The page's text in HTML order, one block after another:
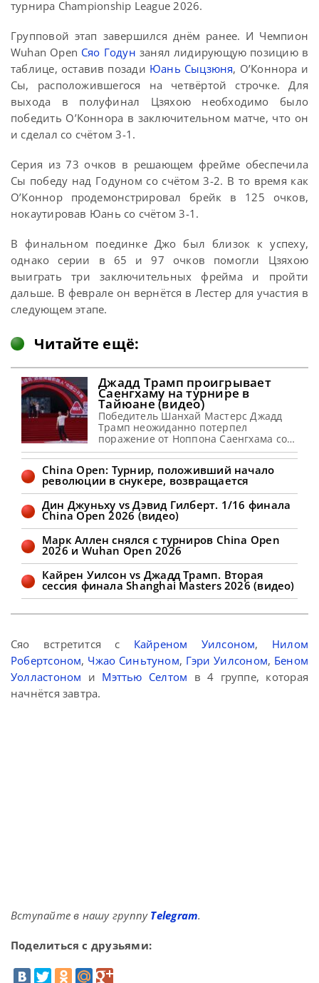
турнира Championship League 2026.
Групповой этап завершился днём ранее. И Чемпион
Wuhan Open Сяо Годун занял лидирующую позицию в
таблице, оставив позади Юань Сыцзюня, О’Коннора и
Сы, расположившегося на четвёртой строчке. Для
выхода в полуфинал Цзяхою необходимо было
победить О’Коннора в заключительном матче, что он
и сделал со счётом 3-1.
Серия из 73 очков в решающем фрейме обеспечила
Сы победу над Годуном со счётом 3-2. В то время как
О’Коннор продемонстрировал брейк в 125 очков,
нокаутировав Юань со счётом 3-1.
В финальном поединке Джо был близок к успеху,
однако серии в 65 и 97 очков помогли Цзяхою
выиграть три заключительных фрейма и пройти
дальше. В феврале он вернётся в Лестер для участия в
следующем этапе.
Читайте ещё:
Джадд Трамп проигрывает
Саенгхаму на турнире в
Тайюане (видео)
Победитель Шанхай Мастерс Джадд
Трамп неожиданно потерпел
поражение от Ноппона Саенгхама со
счетом 3-6 в 1/16 финала на турнире
China Open 2026 в Тайюане Первый
номер в мировом рейтинге Джадд
Трамп проиграл тайцу Ноппону
Саенгхаму со счетом 3-6 в 1/16 финала
China Open 2026. Ноппон установил
счет 2-0, оформив брейк в 64 очка в
первом
China Open: Турнир, положивший начало
революции в снукере, возвращается
Дин Джуньху vs Дэвид Гилберт. 1/16 финала
China Open 2026 (видео)
Марк Аллен снялся с турниров China Open
2026 и Wuhan Open 2026
Кайрен Уилсон vs Джадд Трамп. Вторая
сессия финала Shanghai Masters 2026 (видео)
Сяо встретится с Кайреном Уилсоном, Нилом
Робертсоном, Чжао Синьтуном, Гэри Уилсоном, Беном
Уолластоном и Мэттью Селтом в 4 группе, которая
начнётся завтра.
Вступайте в нашу группу Telegram.
Поделиться с друзьями: